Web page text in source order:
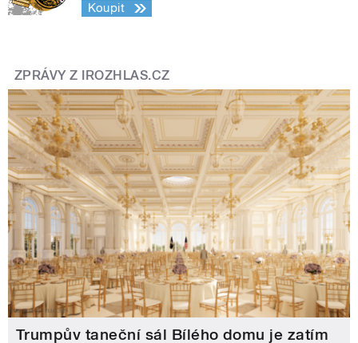
Koupit
ZPRÁVY Z IROZHLAS.CZ
Trumpův taneční sál Bílého domu je zatím